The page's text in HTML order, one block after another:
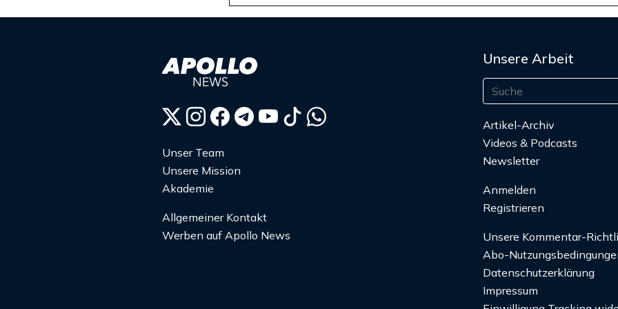
Unser Team
Unsere Mission
Akademie
Allgemeiner Kontakt
Werben auf Apollo News
Unsere Arbeit
Artikel-Archiv
Videos & Podcasts
Newsletter
Anmelden
Registrieren
Unsere Kommentar-
Abo-
Datenschutzerklärung
Impressum